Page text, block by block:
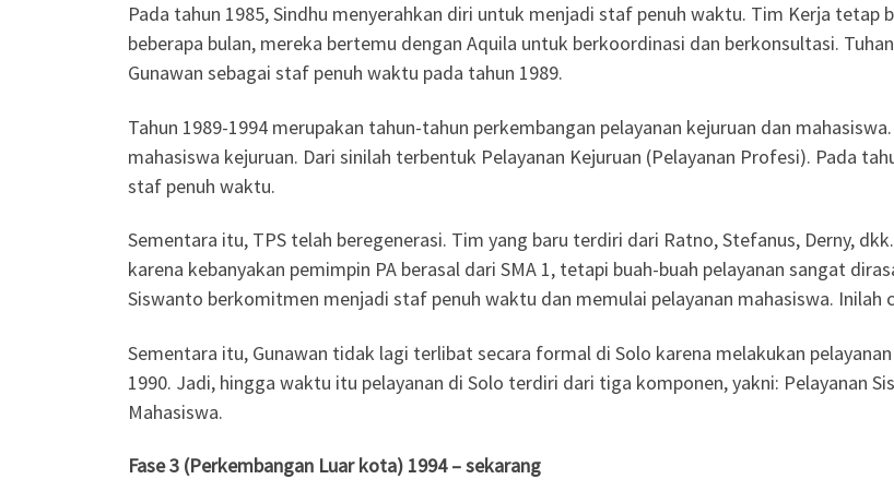
Pada tahun 1985, Sindhu menyerahkan diri untuk menjadi staf penuh waktu. Tim Kerja tetap
beberapa bulan, mereka bertemu dengan Aquila untuk berkoordinasi dan berkonsultasi.
Gunawan sebagai staf penuh waktu pada tahun 1989.
Tahun 1989-1994 merupakan tahun-tahun perkembangan pelayanan kejuruan dan
mahasiswa kejuruan. Dari sinilah terbentuk Pelayanan Kejuruan (Pelayanan Profesi). Pada
staf penuh waktu.
Sementara itu, TPS telah beregenerasi. Tim yang baru terdiri dari Ratno, Stefanus, Derny,
karena kebanyakan pemimpin PA berasal dari SMA 1, tetapi buah-buah pelayanan sangat
Siswanto berkomitmen menjadi staf penuh waktu dan memulai pelayanan mahasiswa. Inilah
Sementara itu, Gunawan tidak lagi terlibat secara formal di Solo karena melakukan pelayanan
1990. Jadi, hingga waktu itu pelayanan di Solo terdiri dari tiga komponen, yakni: Pelayanan
Mahasiswa.
Fase 3 (Perkembangan Luar kota) 1994 – sekarang